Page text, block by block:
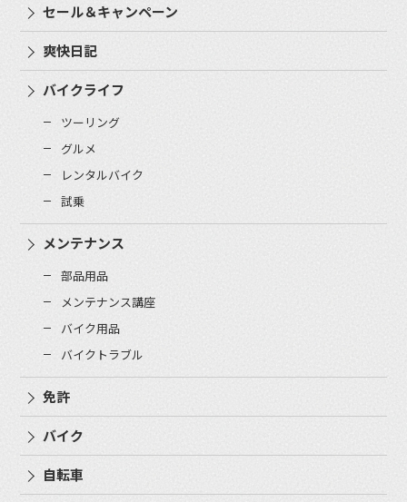
セール＆キャンペーン
爽快日記
バイクライフ
ツーリング
グルメ
レンタルバイク
試乗
メンテナンス
部品用品
メンテナンス講座
バイク用品
バイクトラブル
免許
バイク
自転車